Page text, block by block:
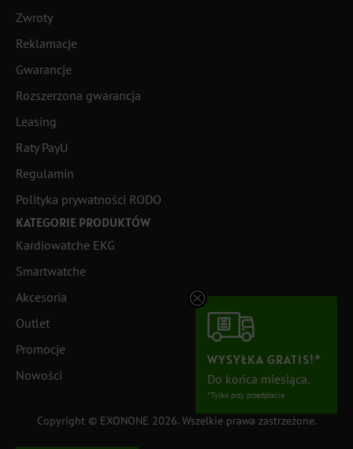
Zwroty
Reklamacje
Gwarancje
Rozszerzona gwarancja
Leasing
Raty PayU
Regulamin
Polityka prywatności RODO
KATEGORIE PRODUKTÓW
Kardiowatche EKG
Smartwatche
Akcesoria
Outlet
Promocje
Nowości
Copyright © EXONONE 2026. Wszelkie prawa zastrzeżone.
WYSYŁKA GRATIS!*
Do końca miesiąca.
*Tylko przy przedpłacie